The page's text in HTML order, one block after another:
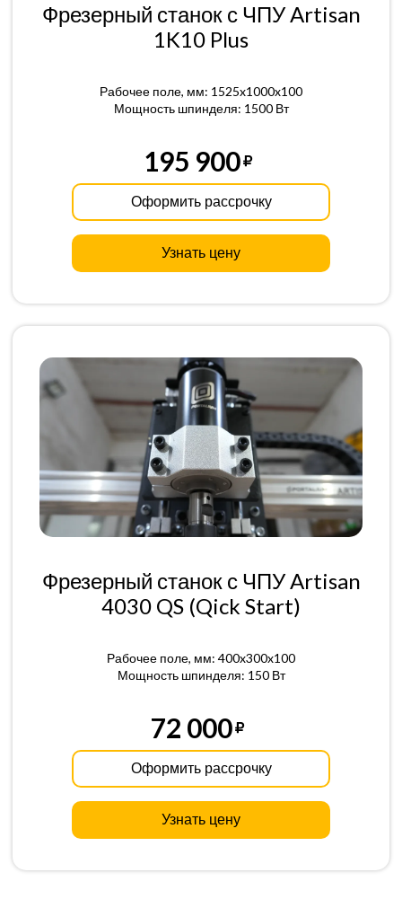
Фрезерный станок с ЧПУ Artisan
1K10 Plus
Рабочее поле, мм: 1525x1000x100
Мощность шпинделя: 1500 Вт
195 900
Оформить рассрочку
Узнать цену
Фрезерный станок с ЧПУ Artisan
4030 QS (Qick Start)
Рабочее поле, мм: 400x300x100
Мощность шпинделя: 150 Вт
72 000
Оформить рассрочку
Узнать цену